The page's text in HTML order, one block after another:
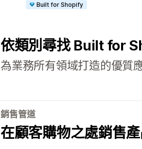
Built for Shopify
依類別尋找 Built for
為業務所有領域打造的優質
銷售管道
在顧客購物之處銷售